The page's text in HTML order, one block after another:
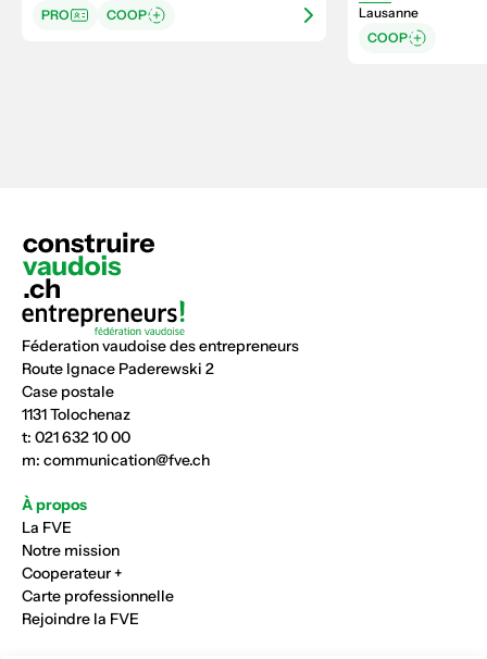
PRO
COOP
Lausanne
COOP
Féderation vaudoise des entrepreneurs
Route Ignace Paderewski 2
Case postale
1131 Tolochenaz
t: 021 632 10 00
m: communication@fve.ch
À propos
La FVE
Notre mission
Cooperateur +
Carte professionnelle
Rejoindre la FVE